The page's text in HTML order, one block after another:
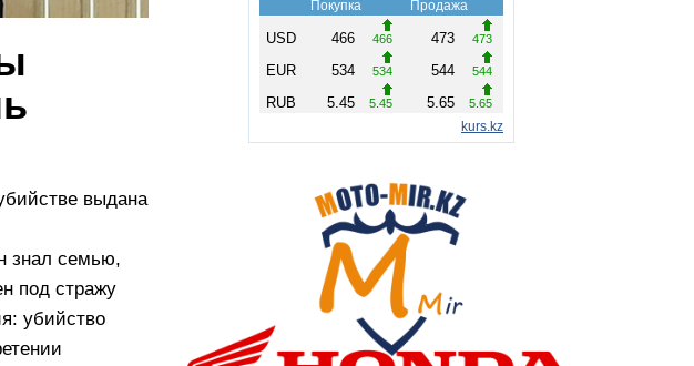
выдана
знал семью,
под стражу
убийство